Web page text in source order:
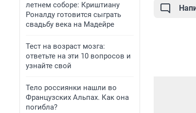
летнем соборе: Криштиану
Роналду готовится сыграть
свадьбу века на Мадейре
Тест на возраст мозга:
ответьте на эти 10 вопросов и
узнайте свой
Тело россиянки нашли во
Французских Альпах. Как она
погибла?